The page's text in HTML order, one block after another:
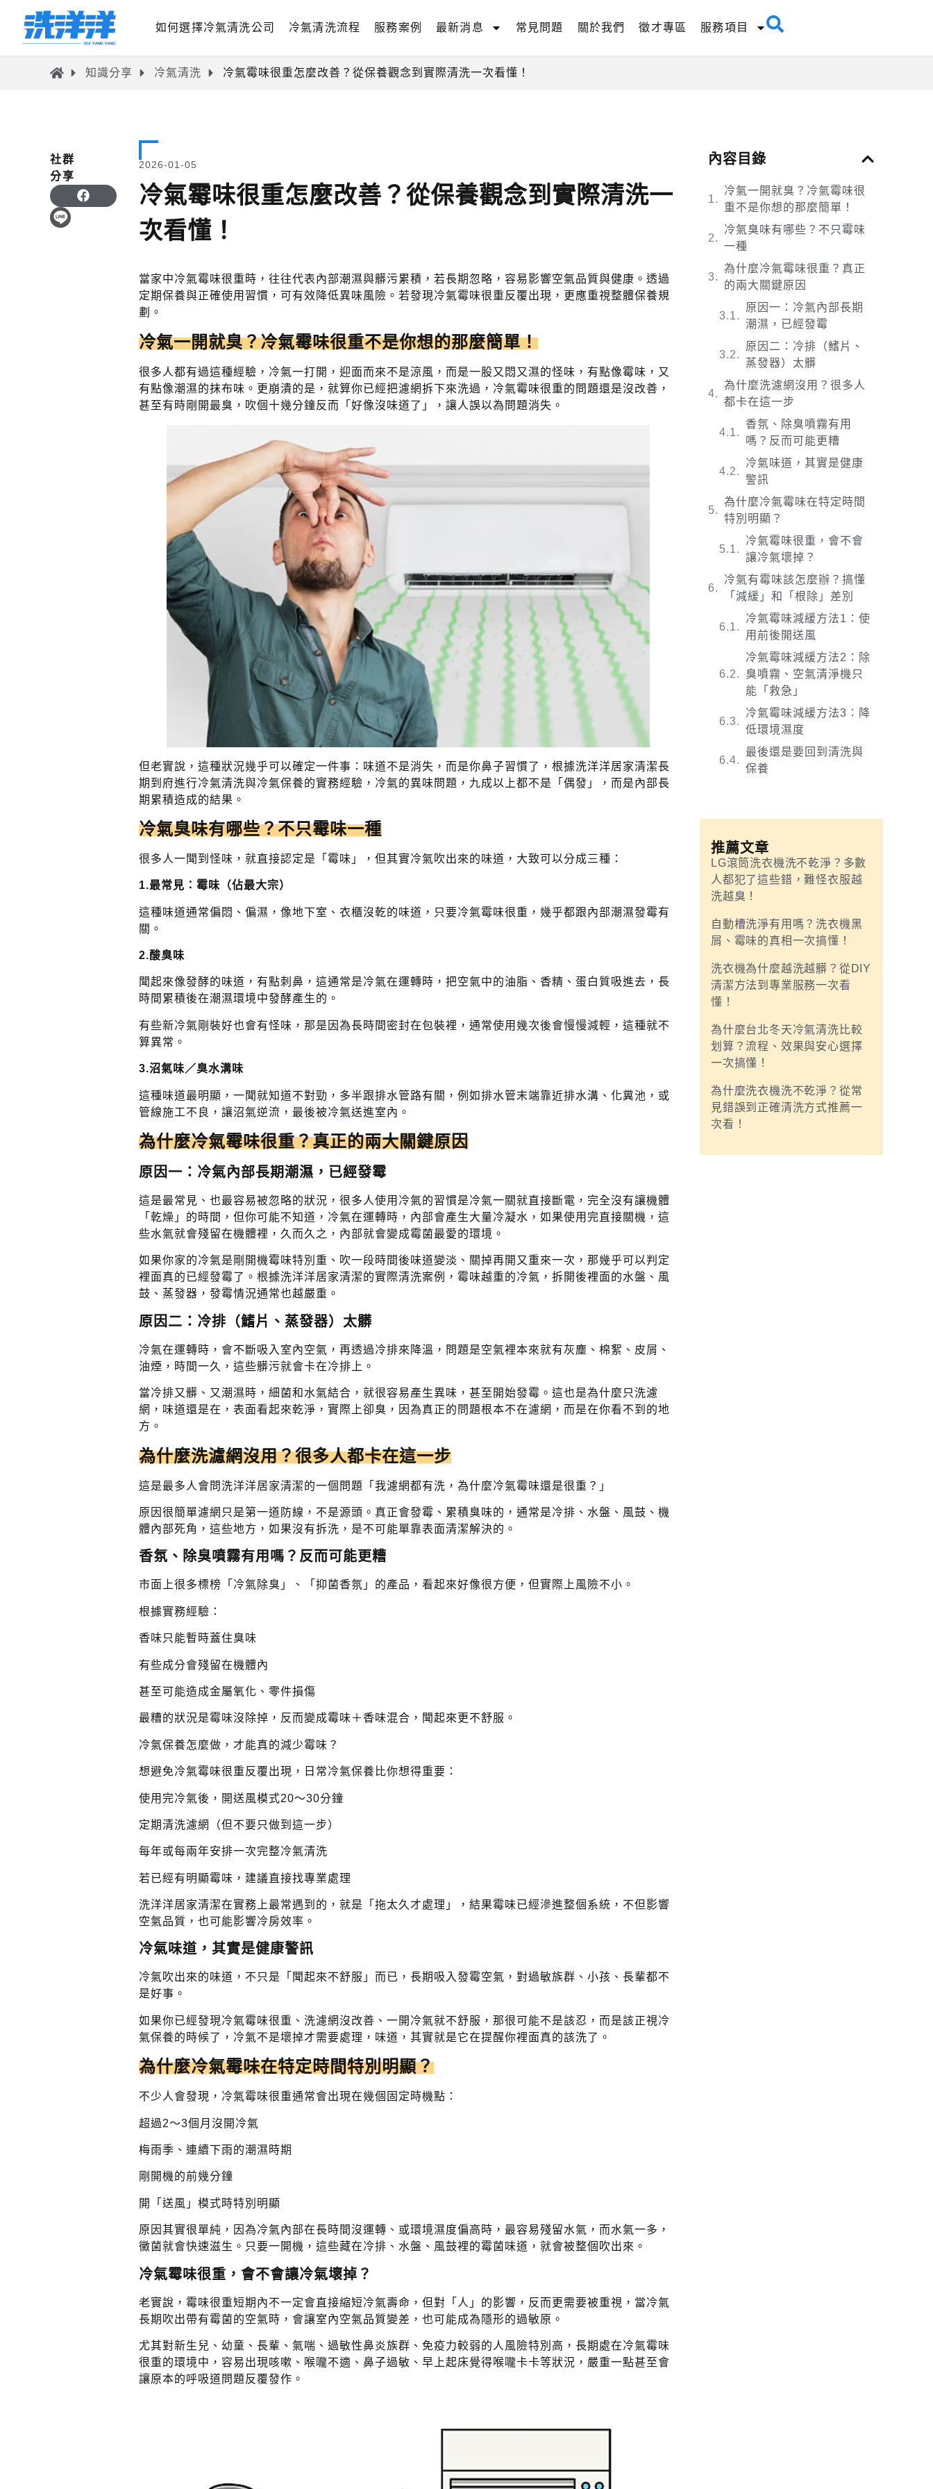
如何選擇冷氣清洗公司 冷氣清洗流程 服務案例 最新消息 常見問題 關於我們 徵才專區 服務項目
知識分享 冷氣清洗 冷氣霉味很重怎麼改善？從保養觀念到實際清洗一次看懂！
社群
分享
2026-01-05
冷氣霉味很重怎麼改善？從保養觀念到實際清洗一
次看懂！
當家中冷氣霉味很重時，往往代表內部潮濕與髒污累積，若長期忽略，容易影響空氣品質與健康。透過
定期保養與正確使用習慣，可有效降低異味風險。若發現冷氣霉味很重反覆出現，更應重視整體保養規
劃。
冷氣一開就臭？冷氣霉味很重不是你想的那麼簡單！
很多人都有過這種經驗，冷氣一打開，迎面而來不是涼風，而是一股又悶又濕的怪味，有點像霉味，又
有點像潮濕的抹布味。更崩潰的是，就算你已經把濾網拆下來洗過，冷氣霉味很重的問題還是沒改善，
甚至有時剛開最臭，吹個十幾分鐘反而「好像沒味道了」，讓人誤以為問題消失。
但老實說，這種狀況幾乎可以確定一件事：味道不是消失，而是你鼻子習慣了，根據洗洋洋居家清潔長
期到府進行冷氣清洗與冷氣保養的實務經驗，冷氣的異味問題，九成以上都不是「偶發」，而是內部長
期累積造成的結果。
冷氣臭味有哪些？不只霉味一種
很多人一聞到怪味，就直接認定是「霉味」，但其實冷氣吹出來的味道，大致可以分成三種：
1.最常見：霉味（佔最大宗）
這種味道通常偏悶、偏濕，像地下室、衣櫃沒乾的味道，只要冷氣霉味很重，幾乎都跟內部潮濕發霉有
關。
2.酸臭味
聞起來像發酵的味道，有點刺鼻，這通常是冷氣在運轉時，把空氣中的油脂、香精、蛋白質吸進去，長
時間累積後在潮濕環境中發酵產生的。
有些新冷氣剛裝好也會有怪味，那是因為長時間密封在包裝裡，通常使用幾次後會慢慢減輕，這種就不
算異常。
3.沼氣味／臭水溝味
這種味道最明顯，一聞就知道不對勁，多半跟排水管路有關，例如排水管末端靠近排水溝、化糞池，或
管線施工不良，讓沼氣逆流，最後被冷氣送進室內。
為什麼冷氣霉味很重？真正的兩大關鍵原因
原因一：冷氣內部長期潮濕，已經發霉
這是最常見、也最容易被忽略的狀況，很多人使用冷氣的習慣是冷氣一關就直接斷電，完全沒有讓機體
「乾燥」的時間，但你可能不知道，冷氣在運轉時，內部會產生大量冷凝水，如果使用完直接關機，這
些水氣就會殘留在機體裡，久而久之，內部就會變成霉菌最愛的環境。
如果你家的冷氣是剛開機霉味特別重、吹一段時間後味道變淡、關掉再開又重來一次，那幾乎可以判定
裡面真的已經發霉了。根據洗洋洋居家清潔的實際清洗案例，霉味越重的冷氣，拆開後裡面的水盤、風
鼓、蒸發器，發霉情況通常也越嚴重。
原因二：冷排（鰭片、蒸發器）太髒
冷氣在運轉時，會不斷吸入室內空氣，再透過冷排來降溫，問題是空氣裡本來就有灰塵、棉絮、皮屑、
油煙，時間一久，這些髒污就會卡在冷排上。
當冷排又髒、又潮濕時，細菌和水氣結合，就很容易產生異味，甚至開始發霉。這也是為什麼只洗濾
網，味道還是在，表面看起來乾淨，實際上卻臭，因為真正的問題根本不在濾網，而是在你看不到的地
方。
為什麼洗濾網沒用？很多人都卡在這一步
這是最多人會問洗洋洋居家清潔的一個問題「我濾網都有洗，為什麼冷氣霉味還是很重？」
原因很簡單濾網只是第一道防線，不是源頭。真正會發霉、累積臭味的，通常是冷排、水盤、風鼓、機
體內部死角，這些地方，如果沒有拆洗，是不可能單靠表面清潔解決的。
香氛、除臭噴霧有用嗎？反而可能更糟
市面上很多標榜「冷氣除臭」、「抑菌香氛」的產品，看起來好像很方便，但實際上風險不小。
根據實務經驗：
香味只能暫時蓋住臭味
有些成分會殘留在機體內
甚至可能造成金屬氧化、零件損傷
最糟的狀況是霉味沒除掉，反而變成霉味＋香味混合，聞起來更不舒服。
冷氣保養怎麼做，才能真的減少霉味？
想避免冷氣霉味很重反覆出現，日常冷氣保養比你想得重要：
使用完冷氣後，開送風模式20～30分鐘
定期清洗濾網（但不要只做到這一步）
每年或每兩年安排一次完整冷氣清洗
若已經有明顯霉味，建議直接找專業處理
洗洋洋居家清潔在實務上最常遇到的，就是「拖太久才處理」，結果霉味已經滲進整個系統，不但影響
空氣品質，也可能影響冷房效率。
冷氣味道，其實是健康警訊
冷氣吹出來的味道，不只是「聞起來不舒服」而已，長期吸入發霉空氣，對過敏族群、小孩、長輩都不
是好事。
如果你已經發現冷氣霉味很重、洗濾網沒改善、一開冷氣就不舒服，那很可能不是該忍，而是該正視冷
氣保養的時候了，冷氣不是壞掉才需要處理，味道，其實就是它在提醒你裡面真的該洗了。
為什麼冷氣霉味在特定時間特別明顯？
不少人會發現，冷氣霉味很重通常會出現在幾個固定時機點：
超過2～3個月沒開冷氣
梅雨季、連續下雨的潮濕時期
剛開機的前幾分鐘
開「送風」模式時特別明顯
原因其實很單純，因為冷氣內部在長時間沒運轉、或環境濕度偏高時，最容易殘留水氣，而水氣一多，
黴菌就會快速滋生。只要一開機，這些藏在冷排、水盤、風鼓裡的霉菌味道，就會被整個吹出來。
冷氣霉味很重，會不會讓冷氣壞掉？
老實說，霉味很重短期內不一定會直接縮短冷氣壽命，但對「人」的影響，反而更需要被重視，當冷氣
長期吹出帶有霉菌的空氣時，會讓室內空氣品質變差，也可能成為隱形的過敏原。
尤其對新生兒、幼童、長輩、氣喘、過敏性鼻炎族群、免疫力較弱的人風險特別高，長期處在冷氣霉味
很重的環境中，容易出現咳嗽、喉嚨不適、鼻子過敏、早上起床覺得喉嚨卡卡等狀況，嚴重一點甚至會
讓原本的呼吸道問題反覆發作。
內容目錄
冷氣一開就臭？冷氣霉味很
重不是你想的那麼簡單！
冷氣臭味有哪些？不只霉味
一種
為什麼冷氣霉味很重？真正
的兩大關鍵原因
原因一：冷氣內部長期
潮濕，已經發霉
原因二：冷排（鰭片、
蒸發器）太髒
為什麼洗濾網沒用？很多人
都卡在這一步
香氛、除臭噴霧有用
嗎？反而可能更糟
冷氣味道，其實是健康
警訊
為什麼冷氣霉味在特定時間
特別明顯？
冷氣霉味很重，會不會
讓冷氣壞掉？
冷氣有霉味該怎麼辦？搞懂
「減緩」和「根除」差別
冷氣霉味減緩方法1：使
用前後開送風
冷氣霉味減緩方法2：除
臭噴霧、空氣清淨機只
能「救急」
冷氣霉味減緩方法3：降
低環境濕度
最後還是要回到清洗與
保養
推薦文章
LG滾筒洗衣機洗不乾淨？多數
人都犯了這些錯，難怪衣服越
洗越臭！
自動槽洗淨有用嗎？洗衣機黑
屑、霉味的真相一次搞懂！
洗衣機為什麼越洗越髒？從DIY
清潔方法到專業服務一次看
懂！
為什麼台北冬天冷氣清洗比較
划算？流程、效果與安心選擇
一次搞懂！
為什麼洗衣機洗不乾淨？從常
見錯誤到正確清洗方式推薦一
次看！